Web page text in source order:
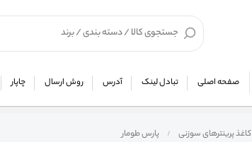
صفحه اصلی تبادل لینک آدرس روش ارسال چاپار
کاغذ پرینترهای سوزنی پارس طومار